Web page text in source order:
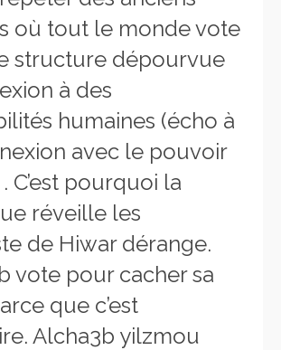
où tout le monde vote
structure dépourvue
à des
humaines (écho à
avec le pouvoir
C’est pourquoi la
réveille les
de Hiwar dérange.
vote pour cacher sa
que c’est
Alcha3b yilzmou